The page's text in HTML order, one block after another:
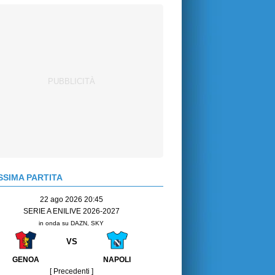
PARTITA
22 ago 2026 20:45
SERIE A ENILIVE 2026-2027
in onda su DAZN, SKY
VS
GENOA
NAPOLI
[ Precedenti ]